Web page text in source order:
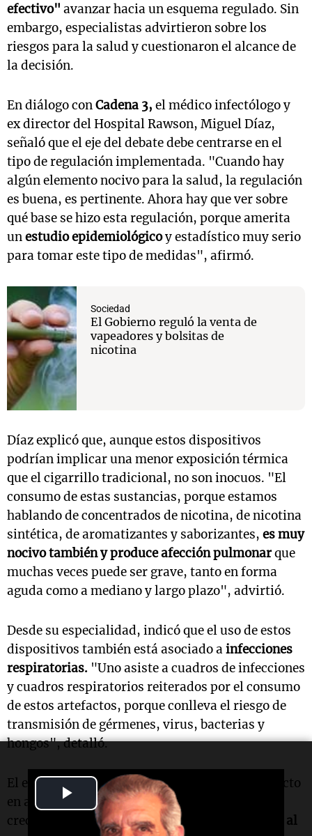
Play
Video
efectivo" avanzar hacia un esquema regulado. Sin
embargo, especialistas advirtieron sobre los
riesgos para la salud y cuestionaron el alcance de
la decisión.
En diálogo conCadena 3, el médico infectólogo y
ex director del Hospital Rawson, Miguel Díaz,
señaló que el eje del debate debe centrarse en el
tipo de regulación implementada. "Cuando hay
algún elemento nocivo para la salud, la regulación
es buena, es pertinente. Ahora hay que ver sobre
qué base se hizo esta regulación, porque amerita
unestudio epidemiológicoy estadístico muy serio
para tomar este tipo de medidas", afirmó.
Sociedad
El Gobierno reguló la venta de
vapeadores y bolsitas de
nicotina
Díaz explicó que, aunque estos dispositivos
podrían implicar una menor exposición térmica
que el cigarrillo tradicional, no son inocuos. "El
consumo de estas sustancias, porque estamos
hablando de concentrados de nicotina, de nicotina
sintética, de aromatizantes y saborizantes, es muy
nocivo también y produce afección pulmonarque
muchas veces puede ser grave, tanto en forma
aguda como a mediano y largo plazo", advirtió.
Desde su especialidad, indicó que el uso de estos
dispositivos también está asociado ainfecciones
respiratorias. "Uno asiste a cuadros de infecciones
y cuadros respiratorios reiterados por el consumo
de estos artefactos, porque conlleva el riesgo de
transmisión de gérmenes, virus, bacterias y
hongos", detalló.
El especialista puso especial énfasis en el impacto
en adolescentes, un grupo en el que el consumo
crece. "Se ha demostrado que produce
agresión al